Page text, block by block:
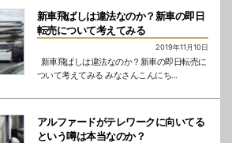
新車飛ばしは違法なのか？新車の即日
転売について考えてみる
2019年11月10日
新車飛ばしは違法なのか？新車の即日転売に
ついて考えてみる みなさんこんにち...
アルファードがテレワークに向いてる
という噂は本当なのか？